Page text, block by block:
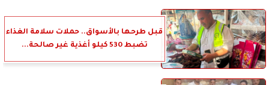
قبل طرحها بالأسواق.. حملات سلامة الغذاء
تضبط 530 كيلو أغذية غير صالحة...